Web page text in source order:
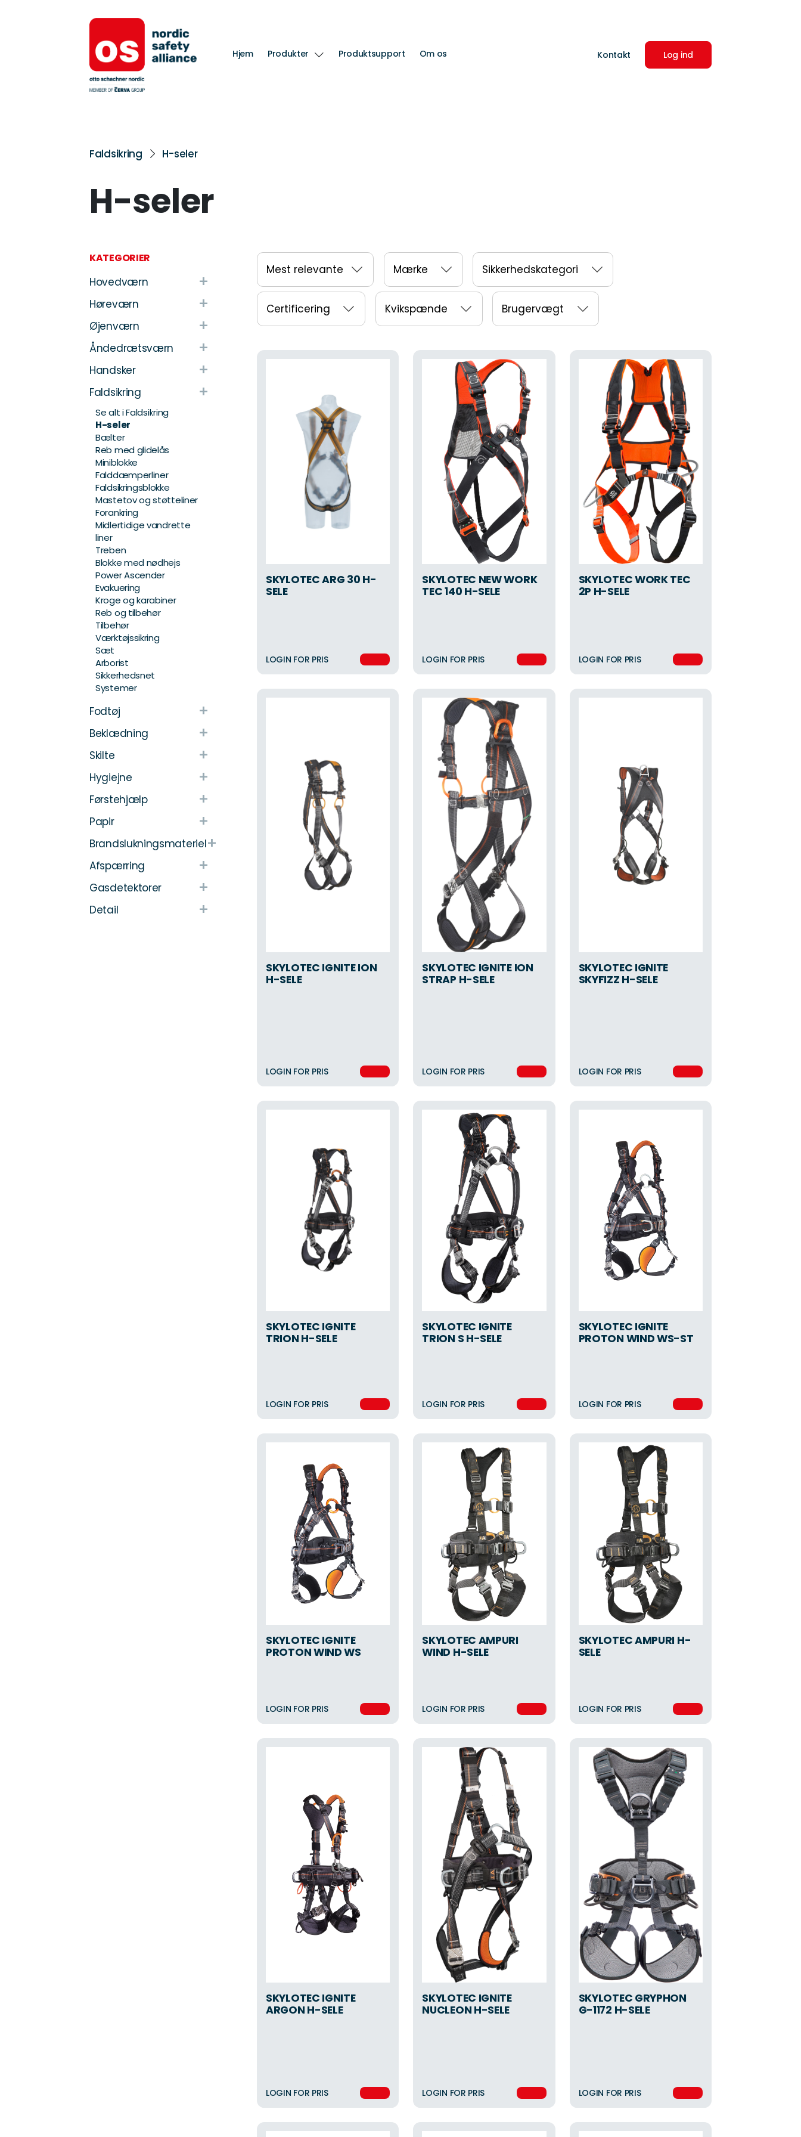
Hjem Produkter Produktsupport Om os Kontakt Log ind
Faldsikring H-seler
H-seler
KATEGORIER
Hovedværn +
Høreværn +
Øjenværn +
Åndedrætsværn +
Handsker +
Faldsikring +
Se alt i Faldsikring
H-seler
Bælter
Reb med glidelås
Miniblokke
Falddæmperliner
Faldsikringsblokke
Mastetov og støtteliner
Forankring
Midlertidige vandrette
liner
Treben
Blokke med nødhejs
Power Ascender
Evakuering
Kroge og karabiner
Reb og tilbehør
Tilbehør
Værktøjssikring
Sæt
Arborist
Sikkerhedsnet
Systemer
Fodtøj +
Beklædning +
Skilte +
Hygiejne +
Førstehjælp +
Papir +
Brandslukningsmateriel+
Afspærring +
Gasdetektorer +
Detail +
Mest relevante Mærke Sikkerhedskategori
Certificering Kvikspænde Brugervægt
SKYLOTEC ARG 30 H-
SELE
LOGIN FOR PRIS
SKYLOTEC NEW WORK
TEC 140 H-SELE
LOGIN FOR PRIS
SKYLOTEC WORK TEC
2P H-SELE
LOGIN FOR PRIS
SKYLOTEC IGNITE ION
H-SELE
LOGIN FOR PRIS
SKYLOTEC IGNITE ION
STRAP H-SELE
LOGIN FOR PRIS
SKYLOTEC IGNITE
SKYFIZZ H-SELE
LOGIN FOR PRIS
SKYLOTEC IGNITE
TRION H-SELE
LOGIN FOR PRIS
SKYLOTEC IGNITE
TRION S H-SELE
LOGIN FOR PRIS
SKYLOTEC IGNITE
PROTON WIND WS-ST
LOGIN FOR PRIS
SKYLOTEC IGNITE
PROTON WIND WS
LOGIN FOR PRIS
SKYLOTEC AMPURI
WIND H-SELE
LOGIN FOR PRIS
SKYLOTEC AMPURI H-
SELE
LOGIN FOR PRIS
SKYLOTEC IGNITE
ARGON H-SELE
LOGIN FOR PRIS
SKYLOTEC IGNITE
NUCLEON H-SELE
LOGIN FOR PRIS
SKYLOTEC GRYPHON
G-1172 H-SELE
LOGIN FOR PRIS